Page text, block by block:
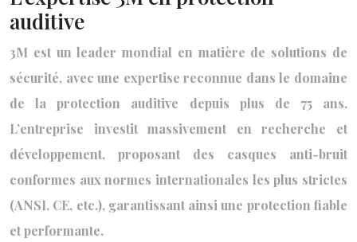
auditive
3M est un leader mondial en matière de solutions de
sécurité, avec une expertise reconnue dans le domaine
de la protection auditive depuis plus de 75 ans.
L’entreprise investit massivement en recherche et
développement, proposant des casques anti-bruit
conformes aux normes internationales les plus strictes
(ANSI, CE, etc.), garantissant ainsi une protection fiable
et performante.